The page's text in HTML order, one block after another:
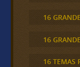
16
16
16 TEMAS